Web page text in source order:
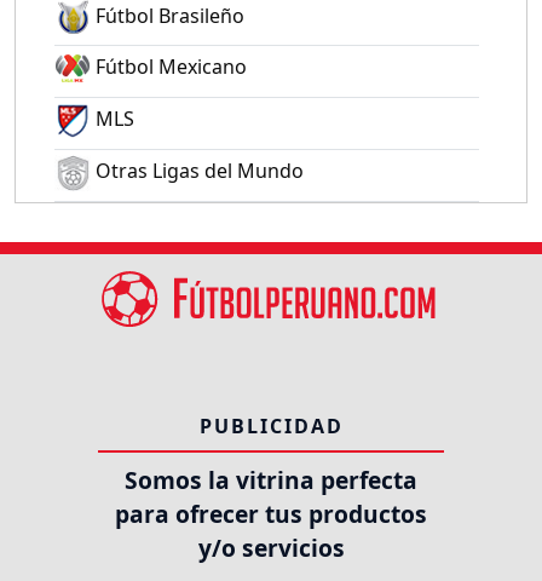
Fútbol Brasileño
Fútbol Mexicano
MLS
Otras Ligas del Mundo
PUBLICIDAD
Somos la vitrina perfecta
para ofrecer tus productos
y/o servicios